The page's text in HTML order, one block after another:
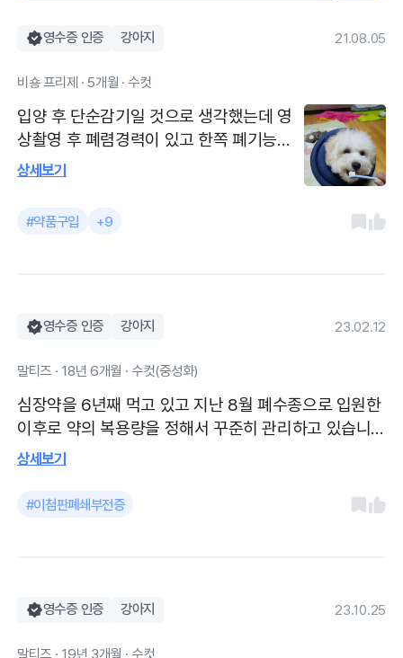
영수증 인증 강아지 21.08.05
비숑 프리제 · 5개월 · 수컷
입양 후 단순감기일 것으로 생각했는데 영
상촬영 후 폐렴경력이 있고 한쪽 폐기능이
상실되었음을 확인했다. 향후 꾸준한 운동
심해짐에 소독약과 연고를 처방해주셨다.
상세보기
#약품구입 +9
영수증 인증 강아지 23.02.12
말티즈 · 18년 6개월 · 수컷(중성화)
심장약을 6년째 먹고 있고 지난 8월 폐수종으로 입원한
이후로 약의 복용량을 정해서 꾸준히 관리하고 있습니
다. 특별한 증상은 없고 매월 약을 조제받아서 먹이고 있
목욕과 미용도 받고 왔습니다. 설국이의 주치의사이시기
상세보기
#이첨판폐쇄부전증
영수증 인증 강아지 23.10.25
말티즈 · 19년 3개월 · 수컷